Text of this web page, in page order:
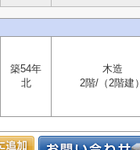
築54年
北
木造
2階/（2階建）